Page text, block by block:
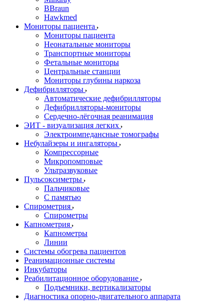
BBraun
Hawkmed
Мониторы пациента
Мониторы пациента
Неонатальные мониторы
Транспортные мониторы
Фетальные мониторы
Центральные станции
Мониторы глубины наркоза
Дефибрилляторы
Автоматические дефибрилляторы
Дефибрилляторы-мониторы
Сердечно-лёгочная реанимация
ЭИТ - визуализация легких
Электроимпедансные томографы
Небулайзеры и ингаляторы
Компрессорные
Микропомповые
Ультразвуковые
Пульсоксиметры
Пальчиковые
С памятью
Спирометрия
Спирометры
Капнометрия
Капнометры
Линии
Системы обогрева пациентов
Реанимационные системы
Инкубаторы
Реабилитационное оборудование
Подъемники, вертикализаторы
Диагностика опорно-двигательного аппарата